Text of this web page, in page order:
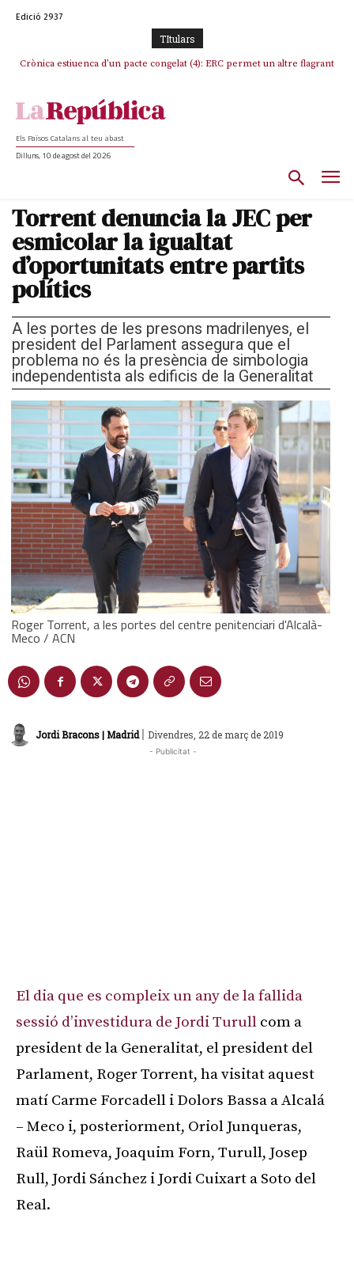
Edició 2937
TItulars
Crònica estiuenca d’un pacte congelat (4): ERC permet un altre flagrant
Rufián boicoteja l’estratègia d’acostament a Junts d’Oriol Junqueras
Els Països Catalans al teu abast
Dilluns, 10 de agost del 2026
Torrent denuncia la JEC per
esmicolar la igualtat
d’oportunitats entre partits
polítics
A les portes de les presons madrilenyes, el
president del Parlament assegura que el
problema no és la presència de simbologia
independentista als edificis de la Generalitat
Roger Torrent, a les portes del centre penitenciari d'Alcalà-
Meco / ACN
Jordi Bracons | Madrid | Divendres, 22 de març de 2019
- Publicitat -
El dia que es compleix un any de la fallida
sessió d’investidura de Jordi Turull com a
president de la Generalitat, el president del
Parlament, Roger Torrent, ha visitat aquest
matí Carme Forcadell i Dolors Bassa a Alcalá
– Meco i, posteriorment, Oriol Junqueras,
Raül Romeva, Joaquim Forn, Turull, Josep
Rull, Jordi Sánchez i Jordi Cuixart a Soto del
Real.